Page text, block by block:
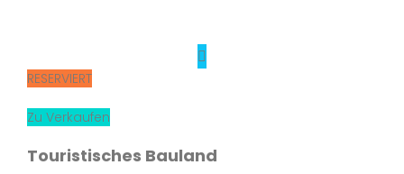
RESERVIERT
Zu Verkaufen
Touristisches Bauland